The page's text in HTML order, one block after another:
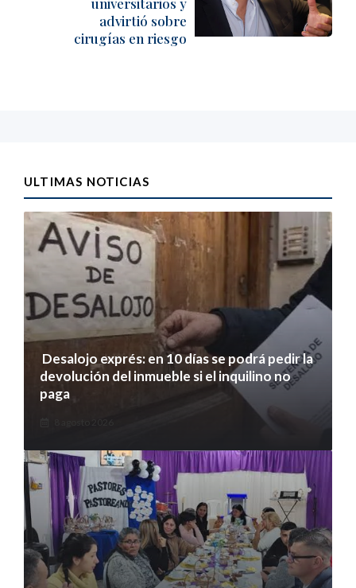
advirtió sobre
cirugías en riesgo
ULTIMAS NOTICIAS
Desalojo exprés: en 10 días se podrá pedir la
devolución del inmueble si el inquilino no
paga